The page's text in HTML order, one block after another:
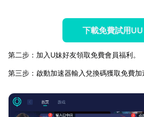
下載免費試用UU
第二步：加入U妹好友領取免費會員福利。
第三步：啟動加速器輸入兌換碼獲取免費加